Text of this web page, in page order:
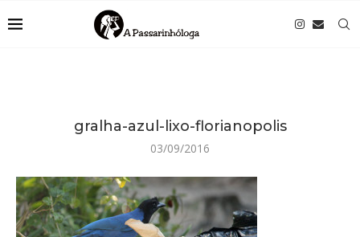
gralha-azul-lixo-florianopolis
03/09/2016